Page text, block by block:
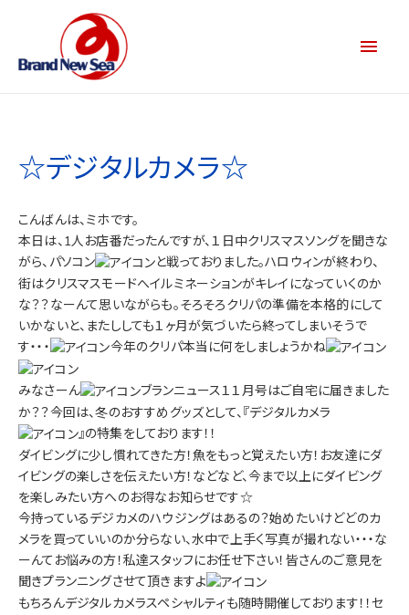
☆デジタルカメラ☆
こんばんは、ミホです。
本日は、1人お店番だったんですが、１日中クリスマスソングを聞きな
がら、パソコン
と戦っておりました。ハロウィンが終わり、
街はクリスマスモードへイルミネーションがキレイになっていくのか
な？？なーんて思いながらも。そろそろクリパの準備を本格的にして
いかないと、またししても１ヶ月が気づいたら終ってしまいそうで
す・・・
今年のクリパ本当に何をしましょうかね
みなさーん
ブランニュース１１月号はご自宅に届きました
か？？今回は、冬のおすすめグッズとして、『デジタルカメラ
』の特集をしております！！
ダイビングに少し慣れてきた方！魚をもっと覚えたい方！お友達にダ
イビングの楽しさを伝えたい方！などなど、今まで以上にダイビング
を楽しみたい方へのお得なお知らせです☆
今持っているデジカメのハウジングはあるの？始めたいけどどのカ
メラを買っていいのか分らない、水中で上手く写真が撮れない・・・な
ーんてお悩みの方！私達スタッフにお任せ下さい！皆さんのご意見を
聞きプランニングさせて頂きますよ
もちろんデジタルカメラスペシャルティも随時開催しております！！セ